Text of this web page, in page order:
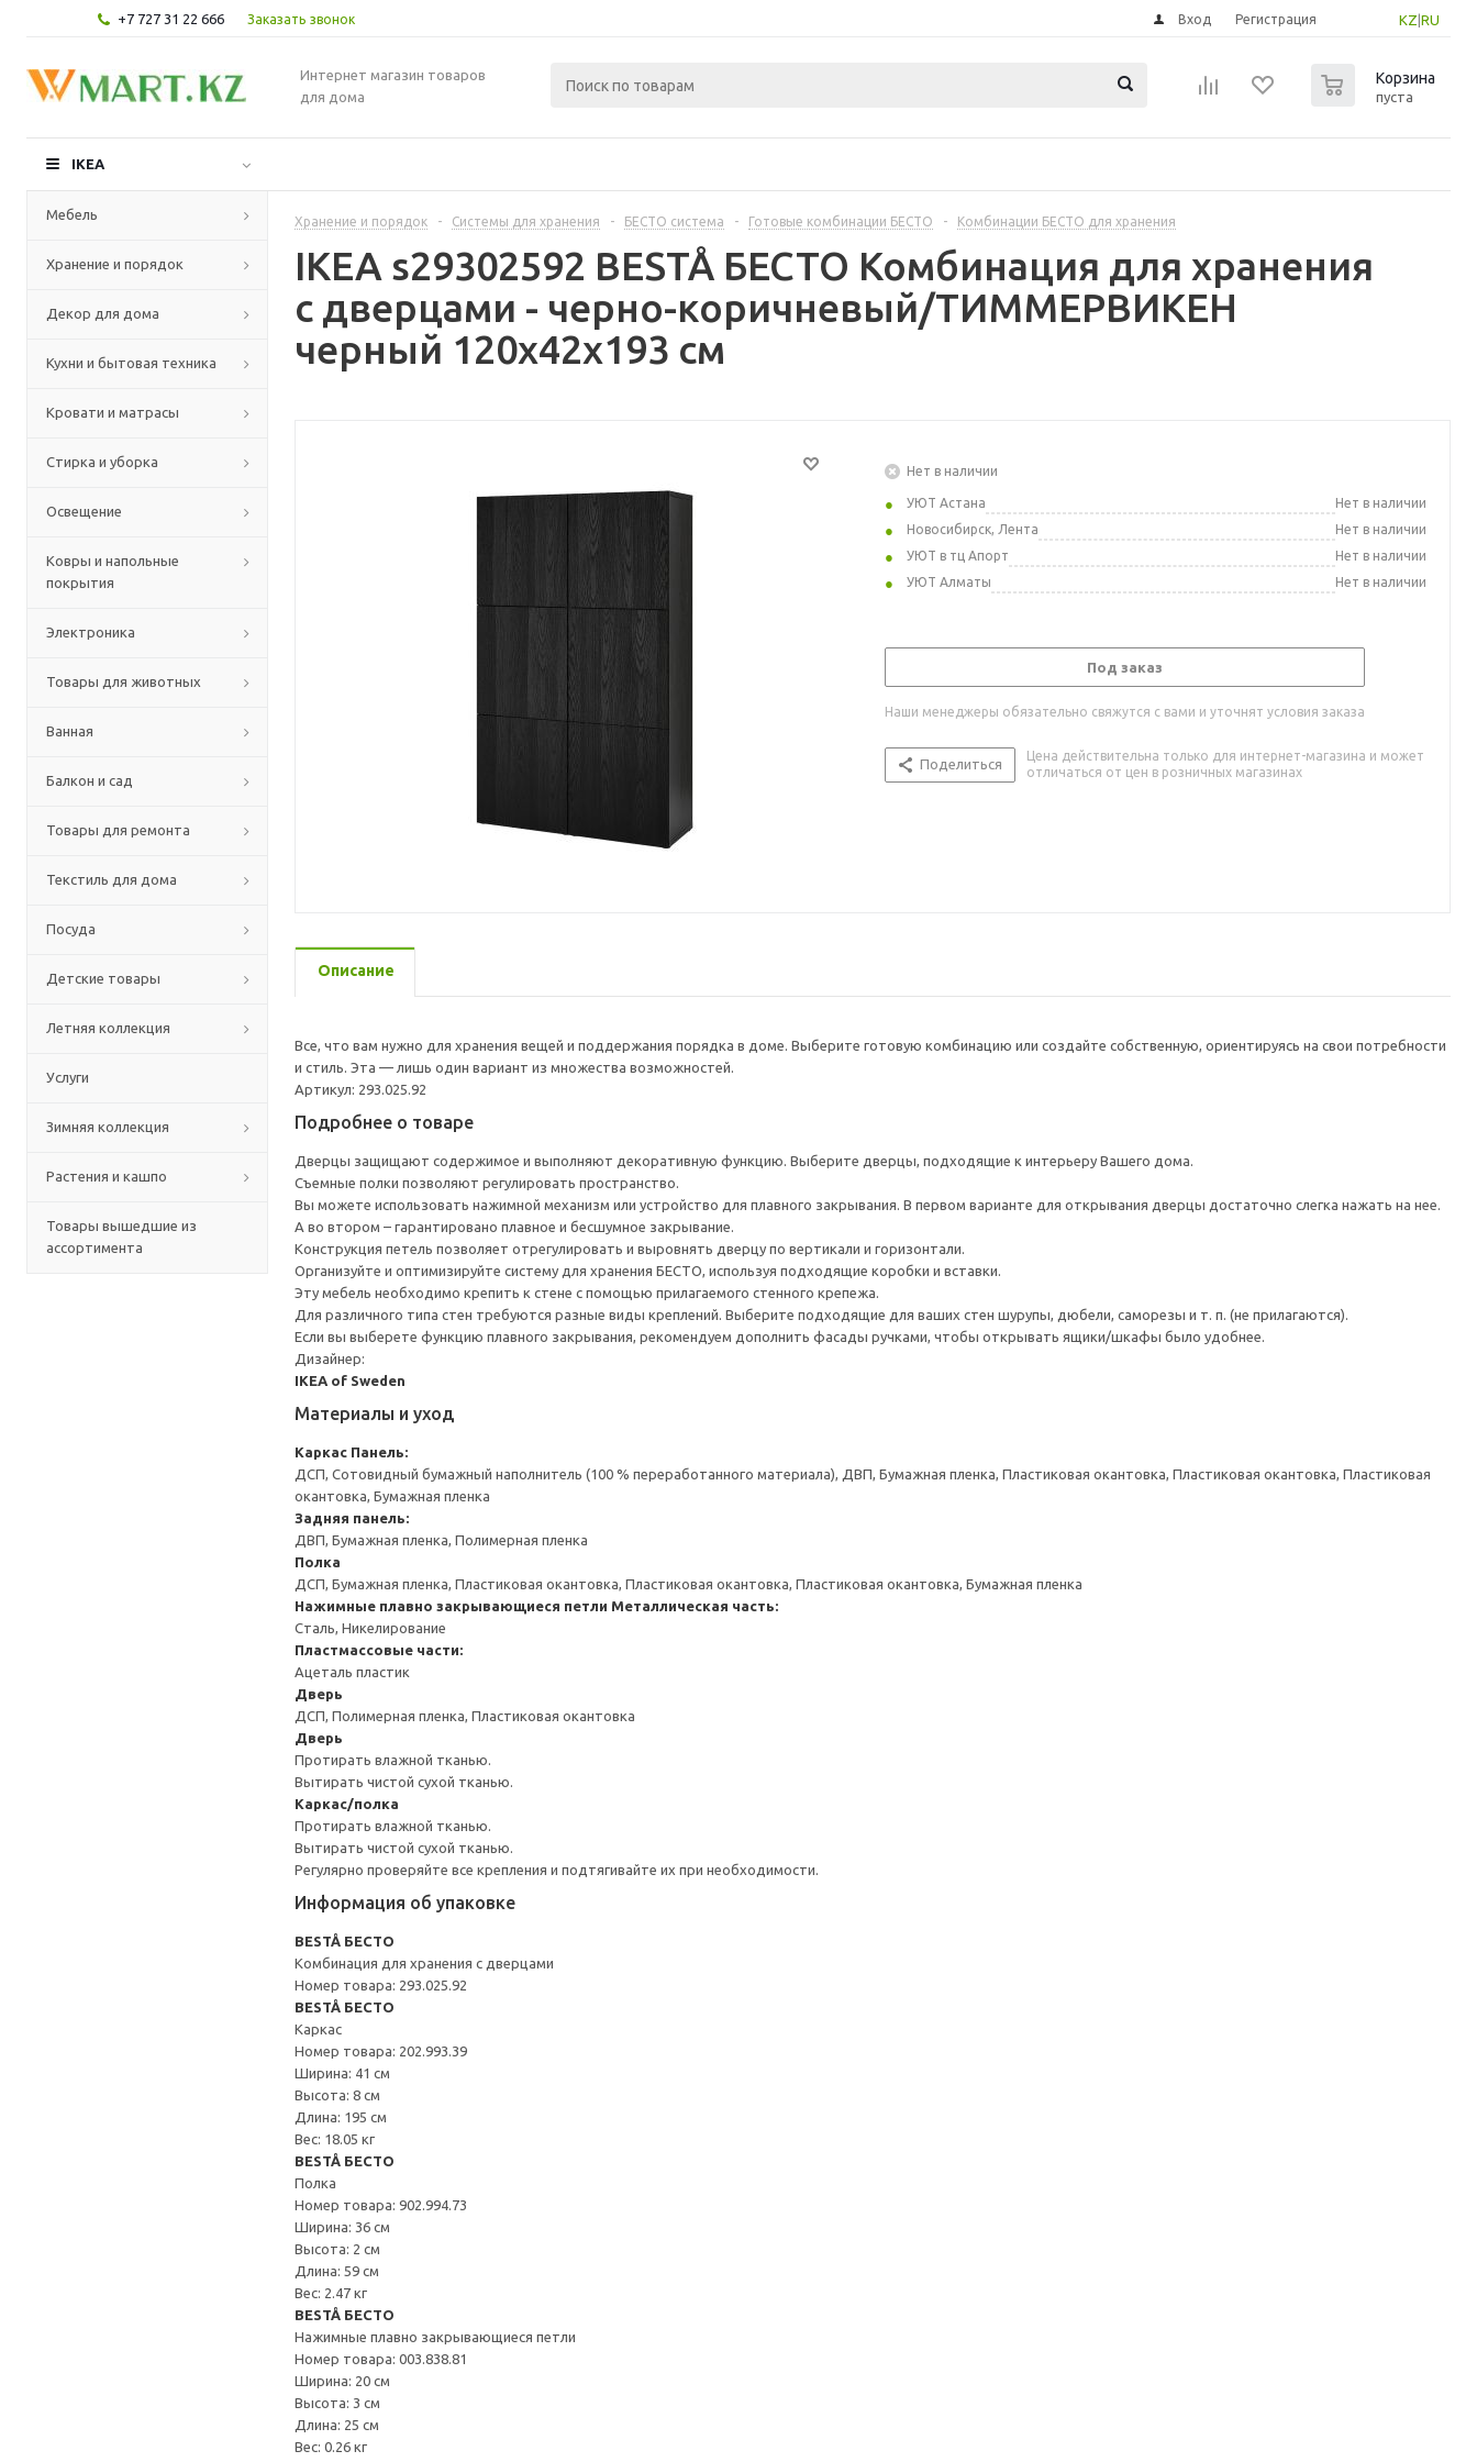
+7 727 31 22 666 Заказать звонок KZ RU
Вход Регистрация
Интернет магазин товаров
для дома
Корзина
пуста
IKEA
Мебель
Хранение и порядок
Декор для дома
Кухни и бытовая техника
Кровати и матрасы
Стирка и уборка
Освещение
Ковры и напольные
покрытия
Электроника
Товары для животных
Ванная
Балкон и сад
Товары для ремонта
Текстиль для дома
Посуда
Детские товары
Летняя коллекция
Услуги
Зимняя коллекция
Растения и кашпо
Товары вышедшие из
ассортимента
Хранение и порядок - Системы для хранения - БЕСТО система - Готовые комбинации БЕСТО - Комбинации БЕСТО для хранения
IKEA s29302592 BESTÅ БЕСТО Комбинация для хранения
с дверцами - черно-коричневый/ТИММЕРВИКЕН
черный 120x42x193 см
Нет в наличии
УЮТ Астана
Нет в наличии
Новосибирск, Лента
Нет в наличии
УЮТ в тц Апорт
Нет в наличии
УЮТ Алматы
Нет в наличии
Под заказ
Наши менеджеры обязательно свяжутся с вами и уточнят условия заказа
Поделиться
Цена действительна только для интернет-магазина и может
отличаться от цен в розничных магазинах
Описание
Все, что вам нужно для хранения вещей и поддержания порядка в доме. Выберите готовую комбинацию или создайте собственную, ориентируясь на свои потребности
и стиль. Эта — лишь один вариант из множества возможностей.
Артикул: 293.025.92
Подробнее о товаре
Дверцы защищают содержимое и выполняют декоративную функцию. Выберите дверцы, подходящие к интерьеру Вашего дома.
Съемные полки позволяют регулировать пространство.
Вы можете использовать нажимной механизм или устройство для плавного закрывания. В первом варианте для открывания дверцы достаточно слегка нажать на нее.
А во втором – гарантировано плавное и бесшумное закрывание.
Конструкция петель позволяет отрегулировать и выровнять дверцу по вертикали и горизонтали.
Организуйте и оптимизируйте систему для хранения БЕСТО, используя подходящие коробки и вставки.
Эту мебель необходимо крепить к стене с помощью прилагаемого стенного крепежа.
Для различного типа стен требуются разные виды креплений. Выберите подходящие для ваших стен шурупы, дюбели, саморезы и т. п. (не прилагаются).
Если вы выберете функцию плавного закрывания, рекомендуем дополнить фасады ручками, чтобы открывать ящики/шкафы было удобнее.
Дизайнер:
IKEA of Sweden
Материалы и уход
Каркас Панель:
ДСП, Сотовидный бумажный наполнитель (100 % переработанного материала), ДВП, Бумажная пленка, Пластиковая окантовка, Пластиковая окантовка, Пластиковая
окантовка, Бумажная пленка
Задняя панель:
ДВП, Бумажная пленка, Полимерная пленка
Полка
ДСП, Бумажная пленка, Пластиковая окантовка, Пластиковая окантовка, Пластиковая окантовка, Бумажная пленка
Нажимные плавно закрывающиеся петли Металлическая часть:
Сталь, Никелирование
Пластмассовые части:
Ацеталь пластик
Дверь
ДСП, Полимерная пленка, Пластиковая окантовка
Дверь
Протирать влажной тканью.
Вытирать чистой сухой тканью.
Каркас/полка
Протирать влажной тканью.
Вытирать чистой сухой тканью.
Регулярно проверяйте все крепления и подтягивайте их при необходимости.
Информация об упаковке
BESTÅ БЕСТО
Комбинация для хранения с дверцами
Номер товара: 293.025.92
BESTÅ БЕСТО
Каркас
Номер товара: 202.993.39
Ширина: 41 см
Высота: 8 см
Длина: 195 см
Вес: 18.05 кг
BESTÅ БЕСТО
Полка
Номер товара: 902.994.73
Ширина: 36 см
Высота: 2 см
Длина: 59 см
Вес: 2.47 кг
BESTÅ БЕСТО
Нажимные плавно закрывающиеся петли
Номер товара: 003.838.81
Ширина: 20 см
Высота: 3 см
Длина: 25 см
Вес: 0.26 кг